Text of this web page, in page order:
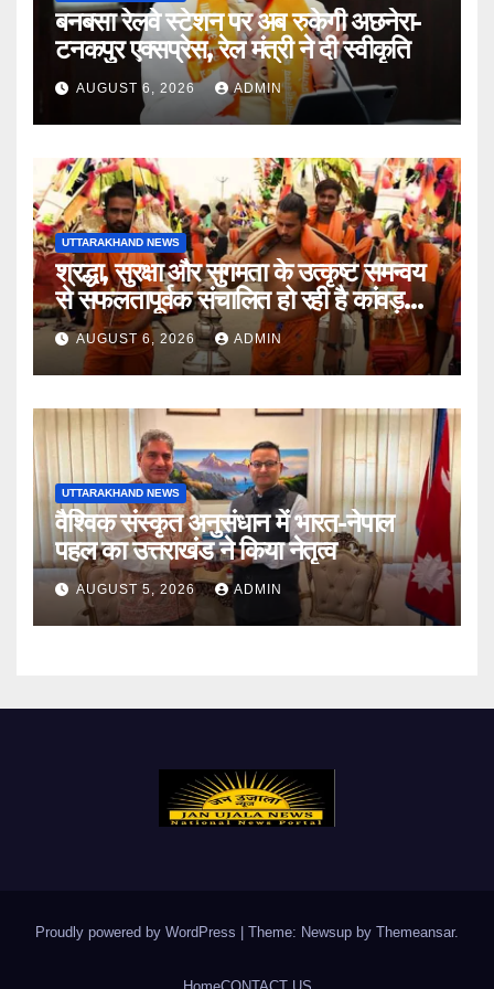
बनबसा रेलवे स्टेशन पर अब रुकेगी अछनेरा-
टनकपुर एक्सप्रेस, रेल मंत्री ने दी स्वीकृति
AUGUST 6, 2026 ADMIN
UTTARAKHAND NEWS
श्रद्धा, सुरक्षा और सुगमता के उत्कृष्ट समन्वय
से सफलतापूर्वक संचालित हो रही है कांवड़
यात्रा
AUGUST 6, 2026 ADMIN
UTTARAKHAND NEWS
वैश्विक संस्कृत अनुसंधान में भारत-नेपाल
पहल का उत्तराखंड ने किया नेतृत्व
AUGUST 5, 2026 ADMIN
Proudly powered by WordPress Theme: Newsup by Themeansar.